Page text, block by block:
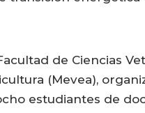
de Ciencias
(Mevea),
estudiantes de